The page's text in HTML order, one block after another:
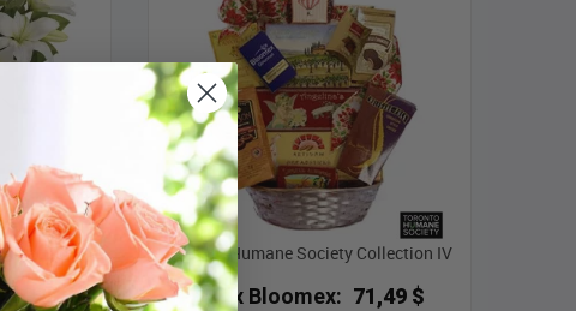
III
$
Toronto Humane Society Collection IV
Prix Bloomex: 71,49 $